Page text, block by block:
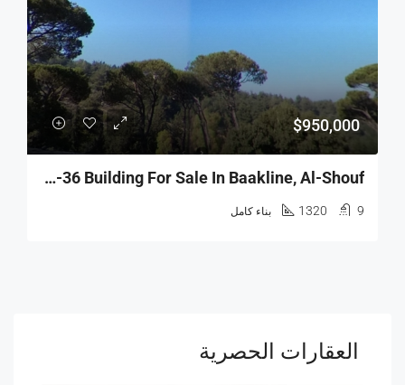
$950,000
R9-36 Building For Sale In Baakline, Al-Shouf.
9
1320 بناء كامل
العقارات الحصرية